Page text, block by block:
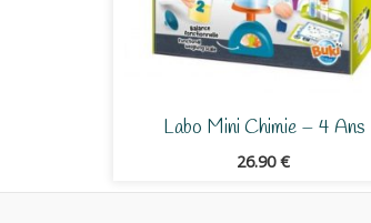
Labo Mini Chimie – 4 Ans
26.90€